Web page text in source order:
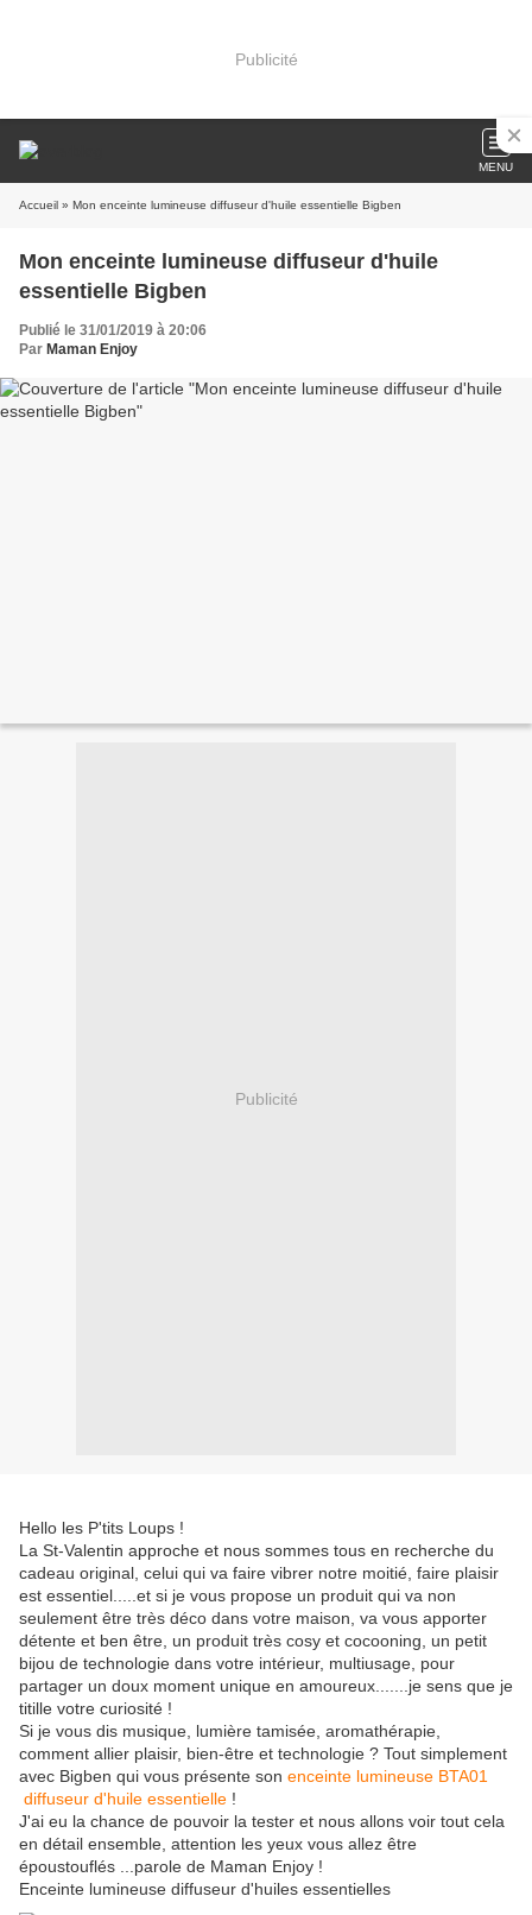
Publicité
MENU
Accueil » Mon enceinte lumineuse diffuseur d'huile essentielle Bigben
Mon enceinte lumineuse diffuseur d'huile
essentielle Bigben
Publié le 31/01/2019 à 20:06
Par Maman Enjoy
Publicité
Hello les P'tits Loups !
La St-Valentin approche et nous sommes tous en recherche du
cadeau original, celui qui va faire vibrer notre moitié, faire plaisir
est essentiel.....et si je vous propose un produit qui va non
seulement être très déco dans votre maison, va vous apporter
détente et ben être, un produit très cosy et cocooning, un petit
bijou de technologie dans votre intérieur, multiusage, pour
partager un doux moment unique en amoureux.......je sens que je
titille votre curiosité !
Si je vous dis musique, lumière tamisée, aromathérapie,
comment allier plaisir, bien-être et technologie ? Tout simplement
avec Bigben qui vous présente son enceinte lumineuse BTA01
diffuseur d'huile essentielle !
J'ai eu la chance de pouvoir la tester et nous allons voir tout cela
en détail ensemble, attention les yeux vous allez être
époustouflés ...parole de Maman Enjoy !
Enceinte lumineuse diffuseur d'huiles essentielles